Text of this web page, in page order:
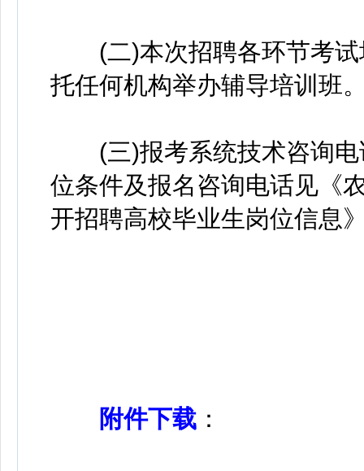
(二)本次招聘各环节考试
托任何机构举办辅导培训班
(三)报考系统技术咨询电
位条件及报名咨询电话见《
开招聘高校毕业生岗位信息
附件下载 ：